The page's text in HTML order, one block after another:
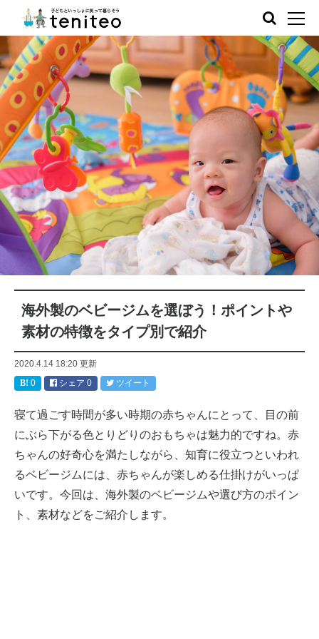
海外製のベビージムを選ぼう！ポイントや
素材の特徴をタイプ別で紹介
2020.4.14 18:20 更新
0
シェア 0 ツイート
寝て過ごす時間が多い時期の赤ちゃんにとって、目の前
にぶら下がる色とりどりのおもちゃは魅力的ですね。赤
ちゃんの好奇心を満たしながら、知育に役立つといわれ
るベビージムには、赤ちゃんが楽しめる仕掛けがいっぱ
いです。今回は、海外製のベビージムや選び方のポイン
ト、素材などをご紹介します。